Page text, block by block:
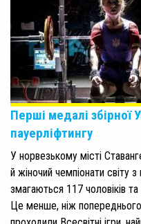
Перші медалі збірної
пауерліфтингу
У норвезькому місті
й жіночий чемпіонати світу
змагаються 117 чоловіків
Це менше, ніж